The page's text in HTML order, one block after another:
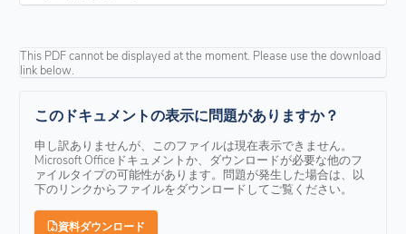
This PDF cannot be displayed at the moment. Please use the download
link below.
このドキュメントの表示に問題がありますか？
申し訳ありませんが、このファイルは現在表示できません。
Microsoft Officeドキュメントか、ダウンロードが必要な他のフ
ァイルタイプの可能性があります。問題が発生した場合は、以
下のリンクからファイルをダウンロードしてご覧ください。
資料ダウンロード